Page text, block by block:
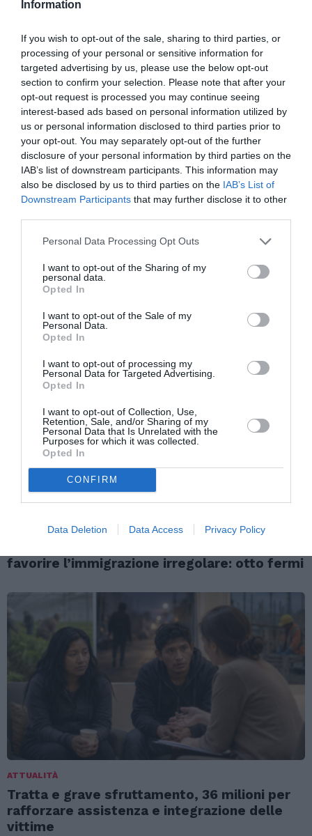
Information
If you wish to opt-out of the sale, sharing to third parties, or
processing of your personal or sensitive information for
targeted advertising by us, please use the below opt-out
section to confirm your selection. Please note that after your
opt-out request is processed you may continue seeing
interest-based ads based on personal information utilized by
us or personal information disclosed to third parties prior to
your opt-out. You may separately opt-out of the further
disclosure of your personal information by third parties on the
IAB’s list of downstream participants. This information may
also be disclosed by us to third parties on the IAB’s List of
Downstream Participants that may further disclose it to other
Personal Data Processing Opt Outs
I want to opt-out of the Sharing of my
personal data.
Opted In
I want to opt-out of the Sale of my
Personal Data.
Opted In
I want to opt-out of processing my
Personal Data for Targeted Advertising.
Opted In
I want to opt-out of Collection, Use,
Retention, Sale, and/or Sharing of my
Personal Data that Is Unrelated with the
Purposes for which it was collected.
Opted In
CONFIRM
Data Deletion Data Access Privacy Policy
VediArticolo precedente
La nave di Emergency ha sbarcato 35
migranti nel porto di Livorno
Deny K torna a Roma con il suo Live Show
TI POTREBBERO INTERESSARE
ANCHE:
ATTUALITÀ
favorire l’immigrazione irregolare: otto fermi
ATTUALITÀ
Tratta e grave sfruttamento, 36 milioni per
rafforzare assistenza e integrazione delle
vittime